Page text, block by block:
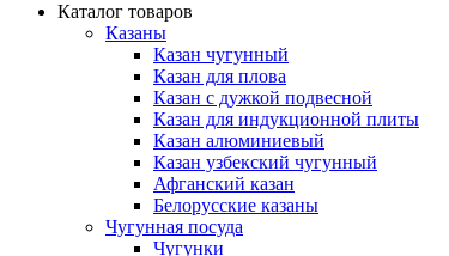
Каталог товаров
Казаны
Казан чугунный
Казан для плова
Казан с дужкой подвесной
Казан для индукционной плиты
Казан алюминиевый
Казан узбекский чугунный
Афганский казан
Белорусские казаны
Чугунная посуда
Чугунки